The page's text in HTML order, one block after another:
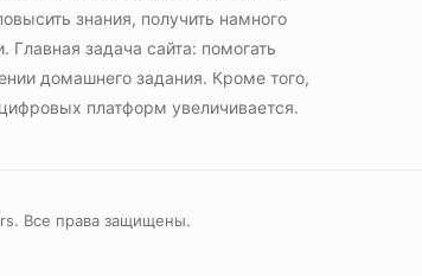
знания, получить намного
задача сайта: помогать
домашнего задания. Кроме того,
платформ увеличивается.
Все права защищены.